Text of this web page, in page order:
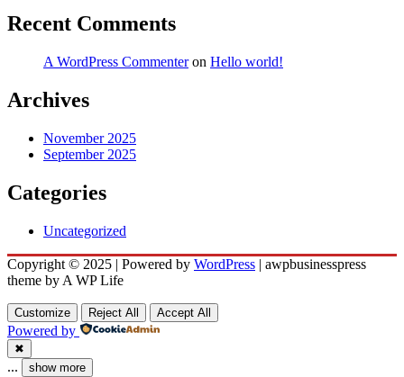
Recent Comments
A WordPress Commenteron Hello world!
Archives
November 2025
September 2025
Categories
Uncategorized
Copyright © 2025 | Powered by WordPress | awpbusinesspress
theme by A WP Life
Customize Reject All Accept All
Powered by
✖
... show more